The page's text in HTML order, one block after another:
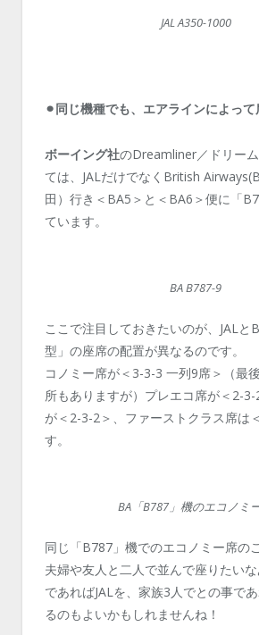
JAL A350-1000
⚫︎同じ機種でも、エアラインによっ
ボーイング社のDreamliner／ドリー
ては、JALだけでなくBritish
田）行き＜BA5＞と＜BA6＞便に「
ています。
BA B787-9
ここで注目しておきたいのが、JALと
型」の座席の配置が異なるのです。
コノミー席が＜3-3-3 一列9席＞（最
所もありますが）プレエコ席が＜2-
が＜2-3-2＞、ファーストクラス席は
す。
BA「B787」機のエコノミ
同じ「B787」機でのエコノミー席の
夫婦や友人と二人で並んで座りたい
であればJALを、家族3人でとの事で
るのもよいかもしれませんね！